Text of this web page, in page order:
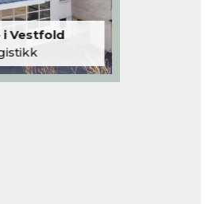
i Vestfold